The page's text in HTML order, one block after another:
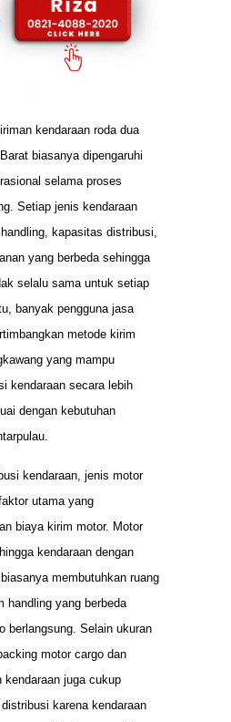
kendaraan roda dua
biasanya dipengaruhi
selama proses
Setiap jenis kendaraan
kapasitas distribusi,
yang berbeda sehingga
selalu sama untuk setiap
banyak pengguna jasa
metode kirim
yang mampu
kendaraan secara lebih
dengan kebutuhan
kendaraan, jenis motor
utama yang
biaya kirim motor. Motor
kendaraan dengan
membutuhkan ruang
handling yang berbeda
berlangsung. Selain ukuran
motor cargo dan
kendaraan juga cukup
karena kendaraan